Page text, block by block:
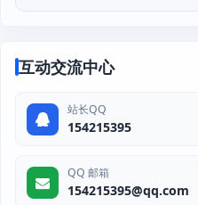
互动交流中心
站长QQ
154215395
QQ 邮箱
154215395@qq.com